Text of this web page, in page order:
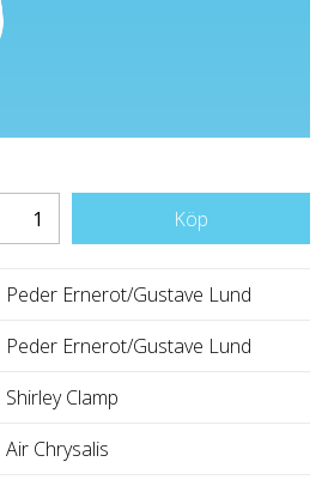
Köp
Peder Ernerot/Gustave Lund
Peder Ernerot/Gustave Lund
Shirley Clamp
Air Chrysalis